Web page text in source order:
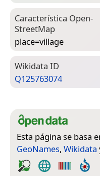
Característica Open­
Street­Map
place=­village
Wiki­data ID
Q125763074
Esta página se basa
GeoNames, Wikidata